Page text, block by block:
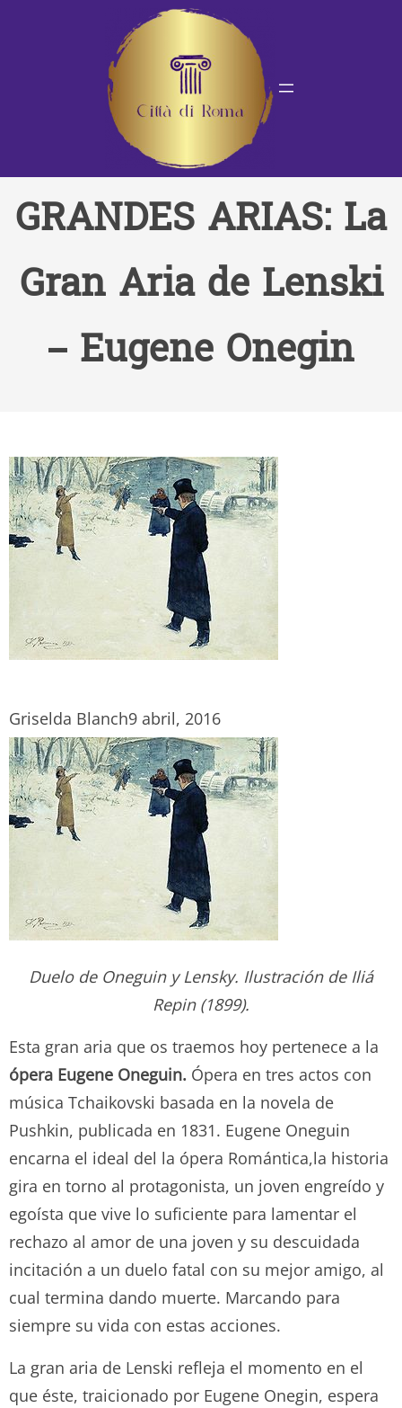
GRANDES ARIAS: La
Gran Aria de Lenski
– Eugene Onegin
Griselda Blanch9 abril, 2016
Duelo de Oneguin y Lensky. Ilustración de Iliá
Repin (1899).
Esta gran aria que os traemos hoy pertenece a la
ópera Eugene Oneguin. Ópera en tres actos con
música Tchaikovski basada en la novela de
Pushkin, publicada en 1831. Eugene Oneguin
encarna el ideal del la ópera Romántica,la historia
gira en torno al protagonista, un joven engreído y
egoísta que vive lo suficiente para lamentar el
rechazo al amor de una joven y su descuidada
incitación a un duelo fatal con su mejor amigo, al
cual termina dando muerte. Marcando para
siempre su vida con estas acciones.
La gran aria de Lenski refleja el momento en el
que éste, traicionado por Eugene Onegin, espera